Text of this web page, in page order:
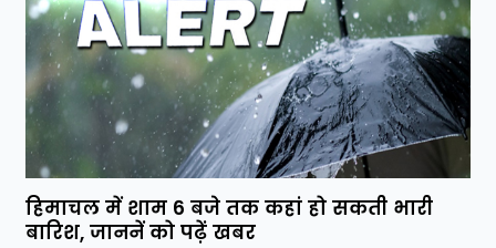
हिमाचल में शाम 6 बजे तक कहां हो सकती भारी
बारिश, जाननें को पढ़ें खबर